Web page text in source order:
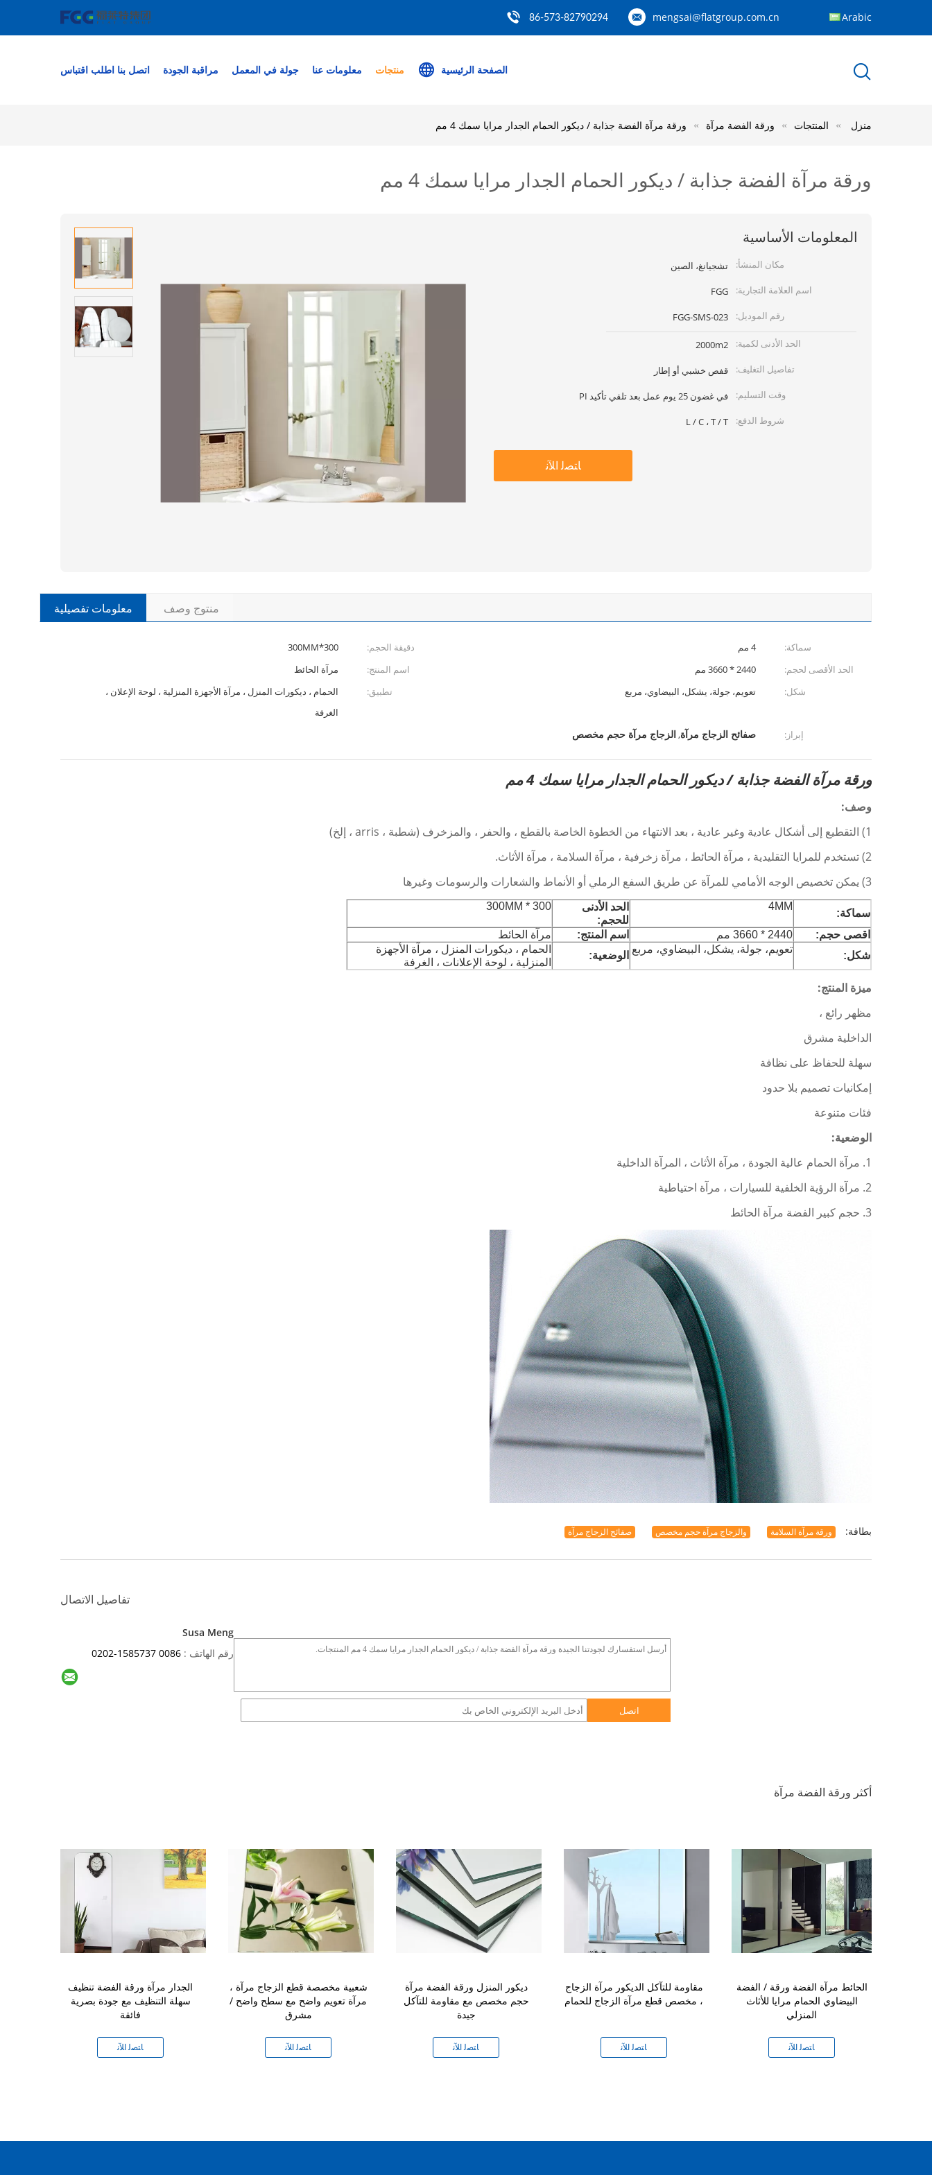
mengsai@flatgroup.com.cn
86-573-82790294 Arabic
الصفحة الرئيسية منتجات معلومات عنا جولة في المعمل مراقبة الجودة اتصل بنا اطلب اقتباس
منزل المنتجات ورقة الفضة مرآة ورقة مرآة الفضة جذابة / ديكور الحمام الجدار مرايا سمك 4 مم
ورقة مرآة الفضة جذابة / ديكور الحمام الجدار مرايا سمك 4 مم
المعلومات الأساسية
مكان المنشأ:
تشجيانغ، الصين
اسم العلامة التجارية:
FGG
رقم الموديل:
FGG-SMS-023
الحد الأدنى لكمية:
2000m2
تفاصيل التغليف:
قفص خشبي أو إطار
وقت التسليم:
في غضون 25 يوم عمل بعد تلقي تأكيد PI
شروط الدفع:
L / C ، T / T
ﺎﺘﺼﻟ ﺍﻶﻧ
معلومات تفصيلية منتوج وصف
سماكة: 4 مم دقيقة الحجم:
300*300MM
الحد الأقصى لحجم:
2440 * 3660 مم اسم المنتج:
مرآة الحائط
شكل:
تعويم، جولة، يشكل، البيضاوي، مربع تطبيق:
الحمام ، ديكورات المنزل ، مرآة الأجهزة المنزلية ، لوحة الإعلان ،
الغرفة
إبراز:
صفائح الزجاج مرآة,الزجاج مرآة حجم مخصص
ورقة مرآة الفضة جذابة / ديكور الحمام الجدار مرايا سمك 4 مم
وصف:
1) التقطيع إلى أشكال عادية وغير عادية ، بعد الانتهاء من الخطوة الخاصة بالقطع ، والحفر ، والمزخرف (شطبة ، arris ، إلخ)
2) تستخدم للمرايا التقليدية ، مرآة الحائط ، مرآة زخرفية ، مرآة السلامة ، مرآة الأثاث.
3) يمكن تخصيص الوجه الأمامي للمرآة عن طريق السفع الرملي أو الأنماط والشعارات والرسومات وغيرها
سماكة:
4MM
الحد الأدنى
للحجم:
300 * 300MM
اقصى حجم: 2440 * 3660 مم اسم المنتج:
مرآة الحائط
شكل:
تعويم، جولة، يشكل، البيضاوي، مربع
الوضعية:
الحمام ، ديكورات المنزل ، مرآة الأجهزة
المنزلية ، لوحة الإعلانات ، الغرفة
ميزة المنتج:
مظهر رائع ،
الداخلية مشرق
سهلة للحفاظ على نظافة
إمكانيات تصميم بلا حدود
فئات متنوعة
الوضعية:
1. مرآة الحمام عالية الجودة ، مرآة الأثاث ، المرآة الداخلية
2. مرآة الرؤية الخلفية للسيارات ، مرآة احتياطية
3. حجم كبير الفضة مرآة الحائط
بطاقة: ورقة مرآة السلامة والزجاج مرآة حجم مخصص صفائح الزجاج مرآة
تفاصيل الاتصال
Susa Meng
رقم الهاتف : 0086 1585737-0202
اتصل
أكثر ورقة الفضة مرآة
الجدار مرآة ورقة الفضة تنظيف
سهلة التنظيف مع جودة بصرية
فائقة
ﺎﺘﺼﻟ ﺍﻶﻧ
شعبية مخصصة قطع الزجاج مرآة ،
مرآة تعويم واضح مع سطح واضح /
مشرق
ﺎﺘﺼﻟ ﺍﻶﻧ
ديكور المنزل ورقة الفضة مرآة
حجم مخصص مع مقاومة للتآكل
جيدة
ﺎﺘﺼﻟ ﺍﻶﻧ
مقاومة للتآكل الديكور مرآة الزجاج
، مخصص قطع مرآة الزجاج للحمام
ﺎﺘﺼﻟ ﺍﻶﻧ
الحائط مرآة الفضة ورقة / الفضة
البيضاوي الحمام مرايا للأثاث
المنزلي
ﺎﺘﺼﻟ ﺍﻶﻧ